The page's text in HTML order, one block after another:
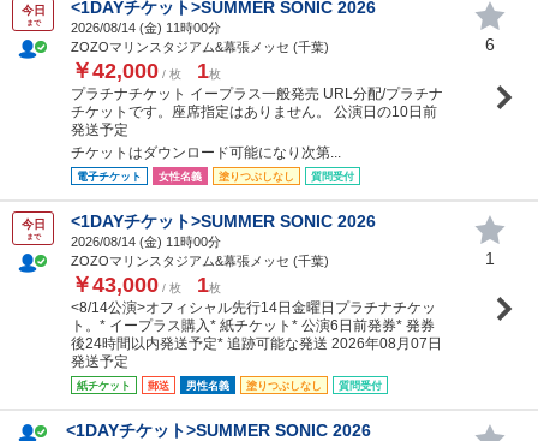
今日
まで
<1DAYチケット>SUMMER SONIC 2026
2026/08/14 (金) 11時00分
ZOZOマリンスタジアム&幕張メッセ (千葉)
￥42,000 / 枚 1枚
プラチナチケット イープラス一般発売 URL分配/プラチナ
チケットです。座席指定はありません。 公演日の10日前
発送予定
チケットはダウンロード可能になり次第...
電子チケット 女性名義 塗りつぶしなし 質問受付
6
今日
まで
<1DAYチケット>SUMMER SONIC 2026
2026/08/14 (金) 11時00分
ZOZOマリンスタジアム&幕張メッセ (千葉)
￥43,000 / 枚 1枚
<8/14公演>オフィシャル先行14日金曜日プラチナチケッ
ト。* イープラス購入* 紙チケット* 公演6日前発券* 発券
後24時間以内発送予定* 追跡可能な発送 2026年08月07日
発送予定
紙チケット 郵送 男性名義 塗りつぶしなし 質問受付
1
<1DAYチケット>SUMMER SONIC 2026